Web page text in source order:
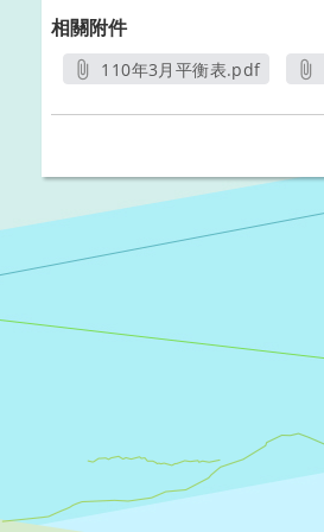
相關附件
110年3月平衡表.pdf